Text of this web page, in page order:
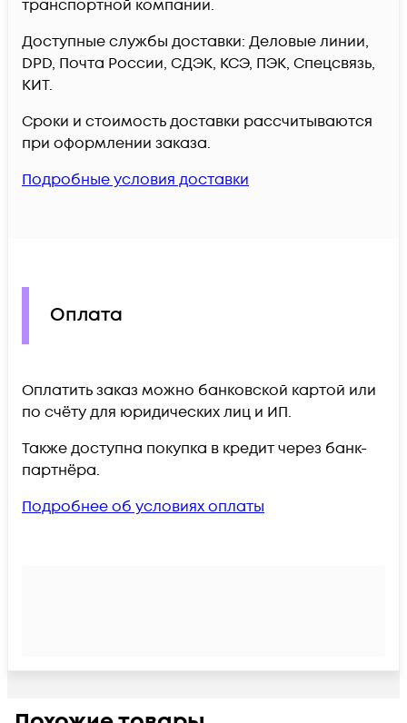
транспортной компании.
Доступные службы доставки: Деловые линии,
DPD, Почта России, СДЭК, КСЭ, ПЭК, Спецсвязь,
КИТ.
Сроки и стоимость доставки рассчитываются
при оформлении заказа.
Подробные условия доставки
Оплата
Оплатить заказ можно банковской картой или
по счёту для юридических лиц и ИП.
Также доступна покупка в кредит через банк-
партнёра.
Подробнее об условиях оплаты